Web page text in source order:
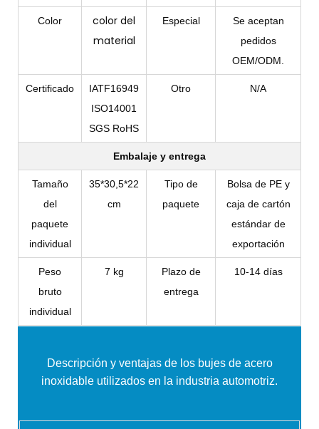
Color
color del
material
Especial
Se aceptan
pedidos
OEM/ODM.
Certificado
IATF16949
ISO14001
SGS RoHS
Otro N/A
Embalaje y entrega
Tamaño
del
paquete
individual
35*30,5*22
cm
Tipo de
paquete
Bolsa de PE y
caja de cartón
estándar de
exportación
Peso
bruto
individual
7 kg
Plazo de
entrega
10-14 días
Descripción y ventajas de los bujes de acero
inoxidable utilizados en la industria automotriz.